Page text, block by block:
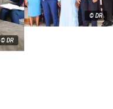
© DR
© DR